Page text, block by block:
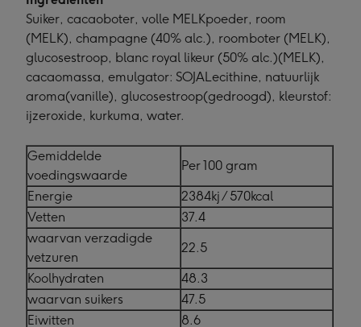
Suiker, cacaoboter, volle MELKpoeder, room
(MELK), champagne (40% alc.), roomboter (MELK),
glucosestroop, blanc royal likeur (50% alc.)(MELK),
cacaomassa, emulgator: SOJALecithine, natuurlijk
aroma(vanille), glucosestroop(gedroogd), kleurstof:
ijzeroxide, kurkuma, water.
Gemiddelde
voedingswaarde
Per 100 gram
Energie
2384kj / 570kcal
Vetten
37.4
waarvan verzadigde
vetzuren
22.5
Koolhydraten
48.3
waarvan suikers
47.5
Eiwitten
8.6